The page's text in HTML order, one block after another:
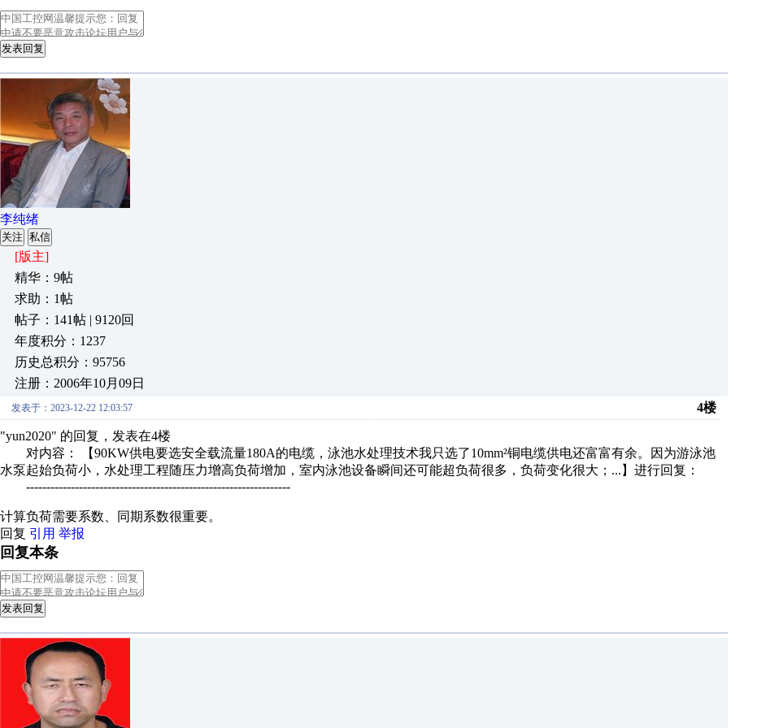
发表回复
李纯绪
关注 私信
[版主]
精华：9帖
求助：1帖
帖子：141帖 | 9120回
年度积分：1237
历史总积分：95756
注册：2006年10月09日
发表于：2023-12-22 12:03:57 4楼
"yun2020" 的回复，发表在4楼
对内容： 【90KW供电要选安全载流量180A的电缆，泳池水处理技术我只选了10mm²铜电缆供电还富富有余。因为游泳池
水泵起始负荷小，水处理工程随压力增高负荷增加，室内泳池设备瞬间还可能超负荷很多，负荷变化很大；...】进行回复：
-----------------------------------------------------------------
计算负荷需要系数、同期系数很重要。
回复 引用 举报
回复本条
发表回复